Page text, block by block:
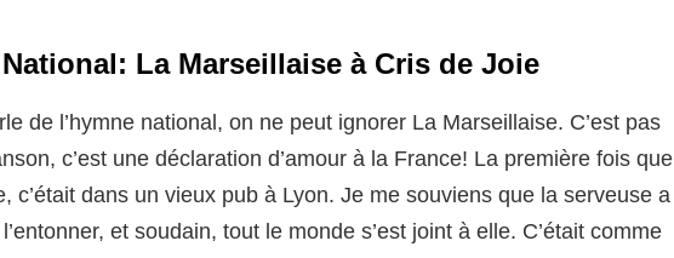
National: La Marseillaise à Cris de Joie
de l’hymne national, on ne peut ignorer La Marseillaise. C’est pas
c’est une déclaration d’amour à la France! La première fois que
c’était dans un vieux pub à Lyon. Je me souviens que la serveuse a
et soudain, tout le monde s’est joint à elle. C’était comme